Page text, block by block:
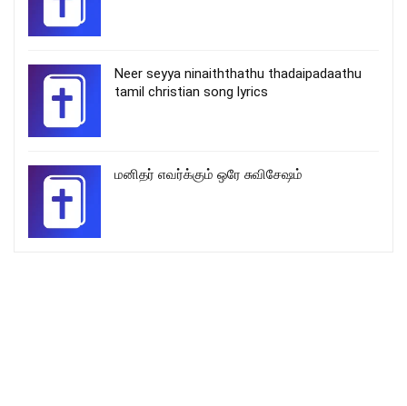
Neer seyya ninaiththathu thadaipadaathu
tamil christian song lyrics
மனிதர் எவர்க்கும் ஒரே சுவிசேஷம்